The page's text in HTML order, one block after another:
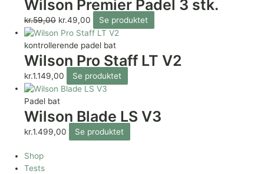
Wilson Premier Padel 3 stk.
kr.59,00 kr.49,00 Se produktet
kontrollerende padel bat
Wilson Pro Staff LT V2
kr.1.149,00 Se produktet
Padel bat
Wilson Blade LS V3
kr.1.499,00 Se produktet
Shop
Tests